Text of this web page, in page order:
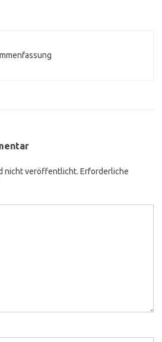
nicht veröffentlicht. Erforderliche